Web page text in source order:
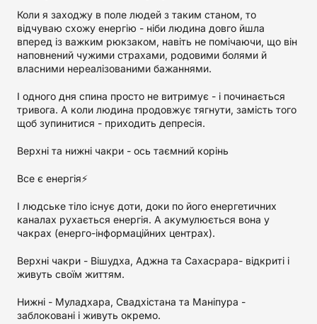
Коли я заходжу в поле людей з таким станом, то
відчуваю схожу енергію - ніби людина довго йшла
вперед із важким рюкзаком, навіть не помічаючи, що він
наповнений чужими страхами, родовими болями й
власними нереалізованими бажаннями.
І одного дня спина просто не витримує - і починається
тривога. А коли людина продовжує тягнути, замість того
щоб зупинитися - приходить депресія.
Верхні та нижні чакри - ось таємний корінь
Все є енергія⚡️
І людське тіло існує доти, доки по його енергетичних
каналах рухається енергія. А акумулюється вона у
чакрах (енерго-інформаційних центрах).
Верхні чакри - Вішудха, Аджна та Сахасрара- відкриті і
живуть своїм життям.
Нижні - Муладхара, Свадхістана та Маніпура -
заблоковані і живуть окремо.